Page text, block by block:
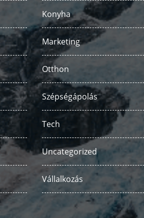
Konyha
Marketing
Otthon
Szépségápolás
Tech
Uncategorized
Vállalkozás